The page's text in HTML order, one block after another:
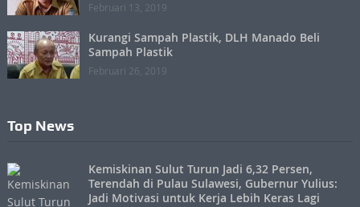
Februari 13, 2019
Kurangi Sampah Plastik, DLH Manado Beli
Sampah Plastik
Februari 26, 2019
Top News
Kemiskinan Sulut Turun Jadi 6,32 Persen,
Terendah di Pulau Sulawesi, Gubernur Yulius:
Jadi Motivasi untuk Kerja Lebih Keras Lagi